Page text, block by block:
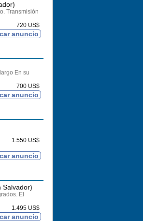
Transmisión
720 US$
anuncio
En su
700 US$
anuncio
1.550 US$
anuncio
Salvador)
El
1.495 US$
anuncio